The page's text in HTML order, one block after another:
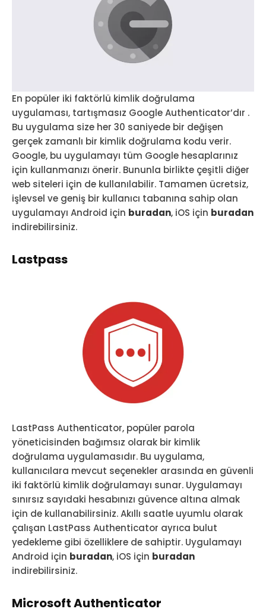
En popüler iki faktörlü kimlik doğrulama
uygulaması, tartışmasız Google Authenticator’dır .
Bu uygulama size her 30 saniyede bir değişen
gerçek zamanlı bir kimlik doğrulama kodu verir.
Google, bu uygulamayı tüm Google hesaplarınız
için kullanmanızı önerir. Bununla birlikte çeşitli diğer
web siteleri için de kullanılabilir. Tamamen ücretsiz,
işlevsel ve geniş bir kullanıcı tabanına sahip olan
uygulamayı Android için buradan, iOS için buradan
indirebilirsiniz.
Lastpass
LastPass Authenticator, popüler parola
yöneticisinden bağımsız olarak bir kimlik
doğrulama uygulamasıdır. Bu uygulama,
kullanıcılara mevcut seçenekler arasında en güvenli
iki faktörlü kimlik doğrulamayı sunar. Uygulamayı
sınırsız sayıdaki hesabınızı güvence altına almak
için de kullanabilirsiniz. Akıllı saatle uyumlu olarak
çalışan LastPass Authenticator ayrıca bulut
yedekleme gibi özelliklere de sahiptir. Uygulamayı
Android için buradan, iOS için buradan
indirebilirsiniz.
Microsoft Authenticator